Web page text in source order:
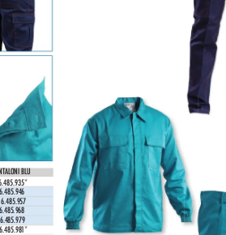
BLU
6.485.946
6.485.957
6.485.979
6.485.981*